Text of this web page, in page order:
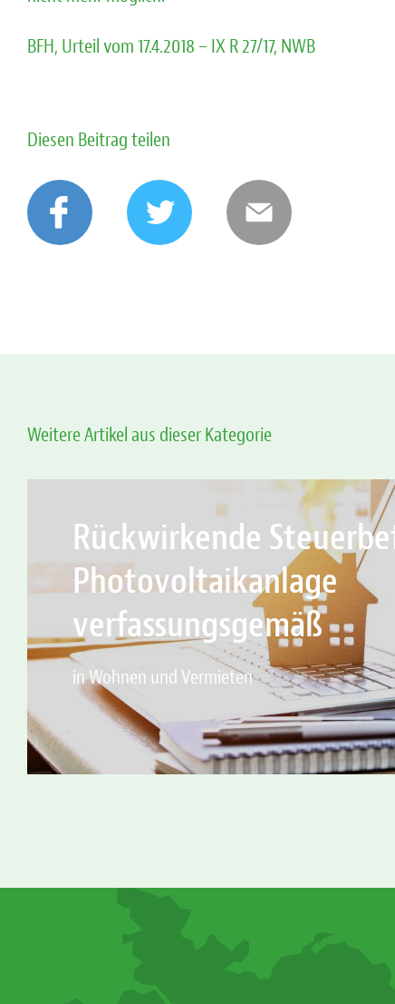
BFH, Urteil vom 17.4.2018 – IX R 27/17, NWB
Diesen Beitrag teilen
Weitere Artikel aus dieser Kategorie
Rückwirkende
Photovoltaikanlage
verfassungsgemäß
in Wohnen und Vermieten